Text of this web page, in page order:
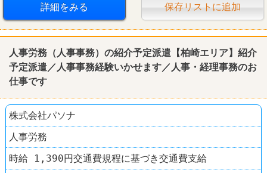
詳細をみる 保存リストに追加
人事労務（人事事務）の紹介予定派遣【柏崎エリア】紹介
予定派遣／人事事務経験いかせます／人事・経理事務のお
仕事です
株式会社パソナ
人事労務
時給 1,390円交通費規程に基づき交通費支給